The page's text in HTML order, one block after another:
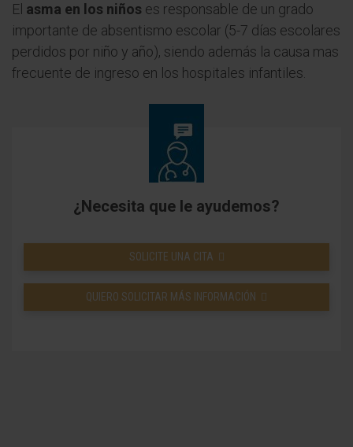
El asma en los niños es responsable de un grado
importante de absentismo escolar (5-7 días escolares
perdidos por niño y año), siendo además la causa mas
frecuente de ingreso en los hospitales infantiles.
¿Necesita que le ayudemos?
SOLICITE UNA CITA
QUIERO SOLICITAR MÁS INFORMACIÓN